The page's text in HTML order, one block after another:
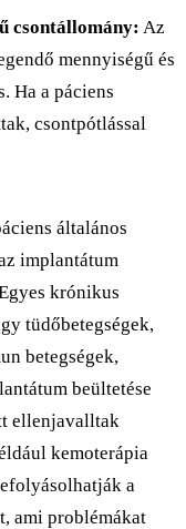
csontállomány: Az
mennyiségű és
Ha a páciens
csontpótlással
általános
implantátum
krónikus
tüdőbetegségek,
betegségek,
beültetése
ellenjavalltak
kemoterápia
a
ami problémákat